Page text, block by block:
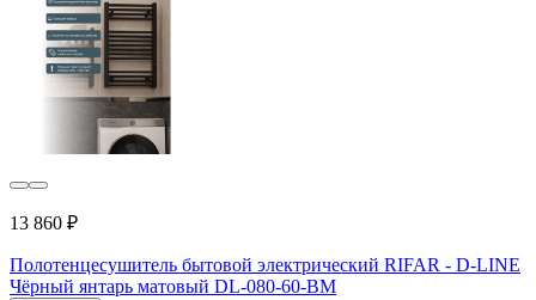
13 860 ₽
Полотенцесушитель бытовой электрический RIFAR - D-LINE
Чёрный янтарь матовый DL-080-60-BM